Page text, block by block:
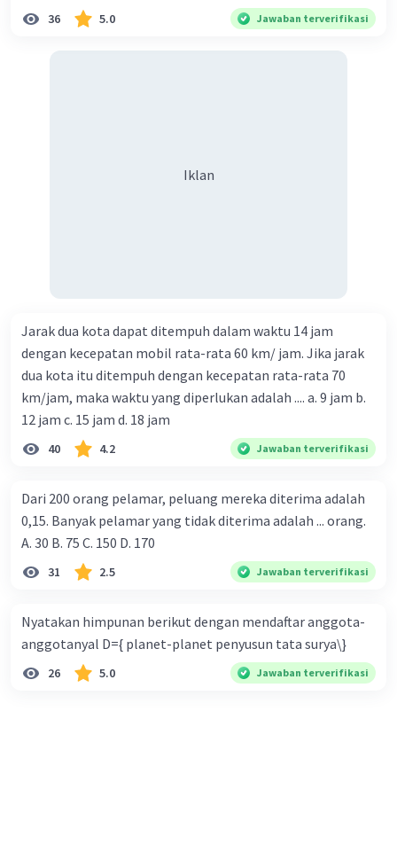
36 5.0 Jawaban terverifikasi
Iklan
Jarak dua kota dapat ditempuh dalam waktu 14 jam
dengan kecepatan mobil rata-rata 60 km/ jam. Jika jarak
dua kota itu ditempuh dengan kecepatan rata-rata 70
km/jam, maka waktu yang diperlukan adalah .... a. 9 jam b.
12 jam c. 15 jam d. 18 jam
40 4.2 Jawaban terverifikasi
Dari 200 orang pelamar, peluang mereka diterima adalah
0,15. Banyak pelamar yang tidak diterima adalah ... orang.
A. 30 B. 75 C. 150 D. 170
31 2.5 Jawaban terverifikasi
Nyatakan himpunan berikut dengan mendaftar anggota-
anggotanyal D={ planet-planet penyusun tata surya\}
26 5.0 Jawaban terverifikasi